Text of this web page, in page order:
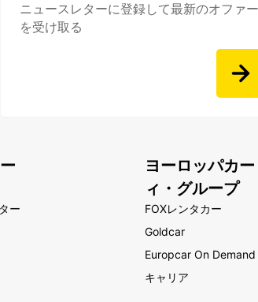
ニュースレターに登録して最新のオファー
を受け取る
ー
ヨーロッパカ
ィ・グループ
FOXレンタカー
Goldcar
Europcar On Demand
キャリア